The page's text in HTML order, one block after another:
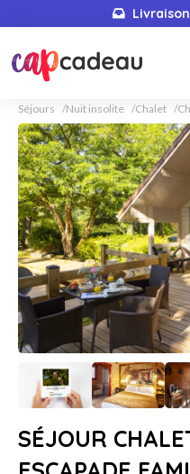
Séjours Nuit insolite Chalet
SÉJOUR